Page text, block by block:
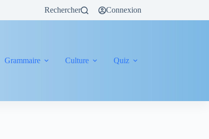
Rechercher Connexion
Grammaire Culture Quiz